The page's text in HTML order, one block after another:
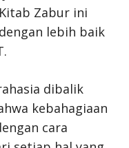
Zabur ini
lebih baik
dibalik
kebahagiaan
cara